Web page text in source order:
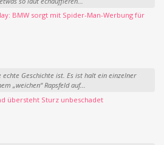
BMW sorgt mit Spider-Man-Werbung für
echte Geschichte ist. Es ist halt ein einzelner
„weichen“ Rapsfeld auf...
übersteht Sturz unbeschadet